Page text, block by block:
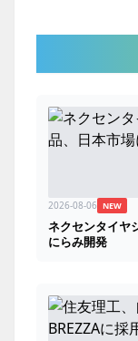
2026-08-06 NEW
ネクセンタイヤ
にらみ開発